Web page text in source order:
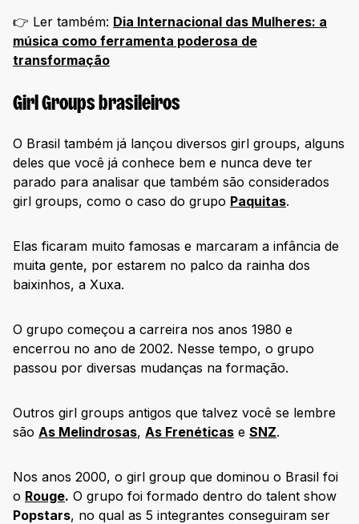
👉 Ler também: Dia Internacional das Mulheres: a
música como ferramenta poderosa de
transformação
Girl Groups brasileiros
O Brasil também já lançou diversos girl groups, alguns
deles que você já conhece bem e nunca deve ter
parado para analisar que também são considerados
girl groups, como o caso do grupo Paquitas.
Elas ficaram muito famosas e marcaram a infância de
muita gente, por estarem no palco da rainha dos
baixinhos, a Xuxa.
O grupo começou a carreira nos anos 1980 e
encerrou no ano de 2002. Nesse tempo, o grupo
passou por diversas mudanças na formação.
Outros girl groups antigos que talvez você se lembre
são As Melindrosas, As Frenéticas e SNZ.
Nos anos 2000, o girl group que dominou o Brasil foi
o Rouge. O grupo foi formado dentro do talent show
Popstars, no qual as 5 integrantes conseguiram ser